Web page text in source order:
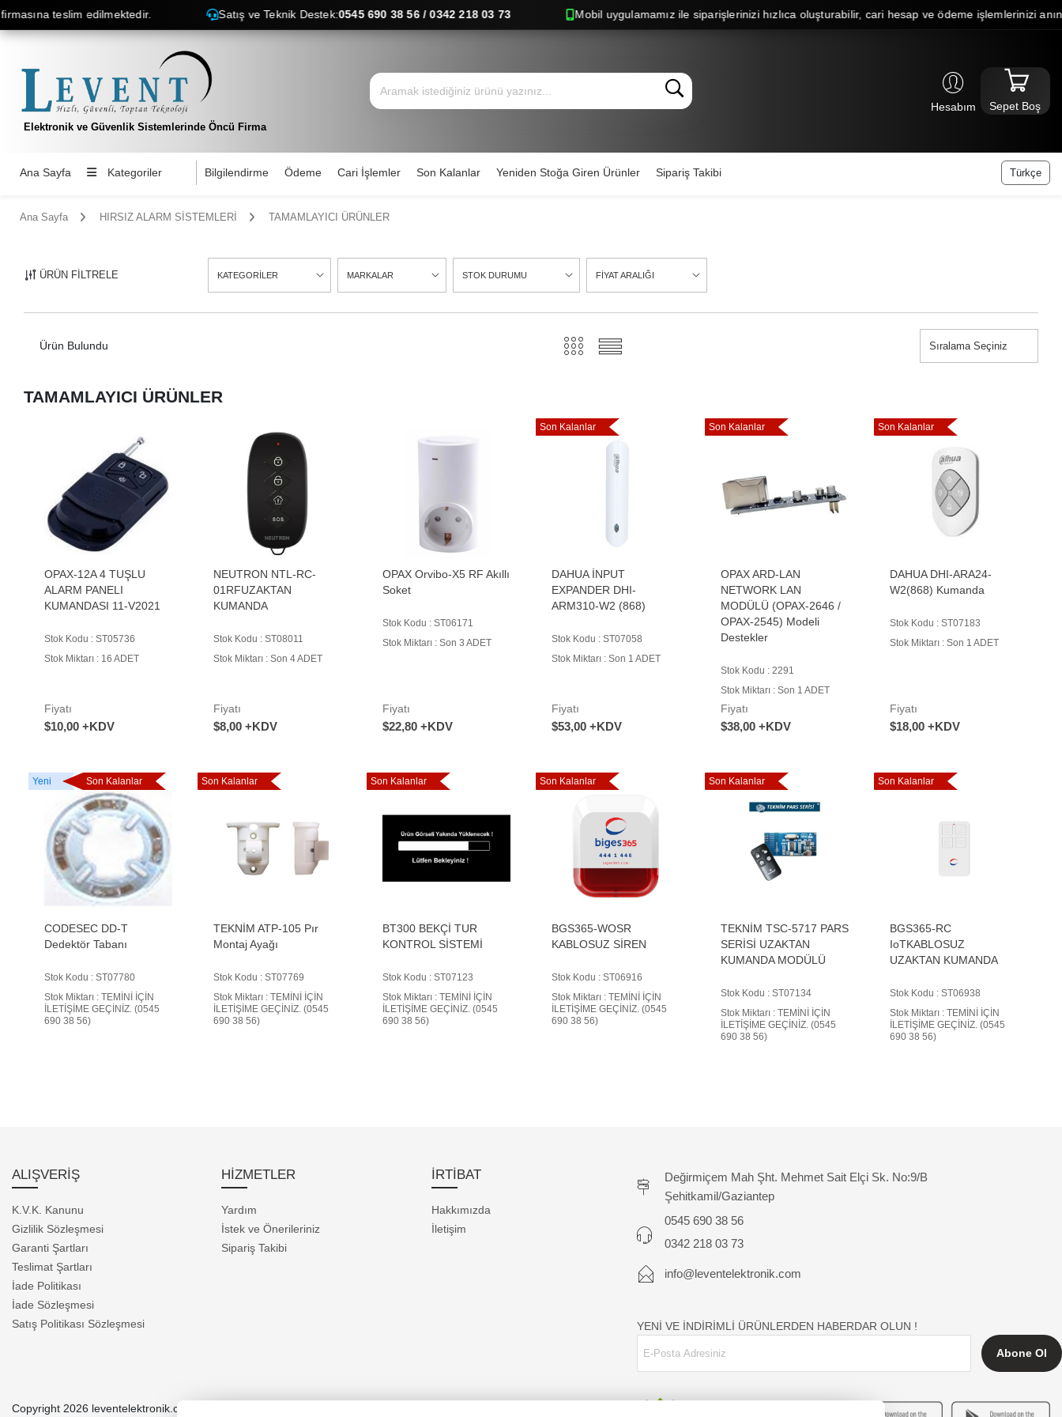
teslim edilmektedir. Satış ve Teknik Destek:0545 690 38 56 / 0342 218 03 73 Mobil uygulamamız ile siparişlerinizi hızlıca oluşturabilir, cari hesap ve ödeme işlemlerinizi anında
Elektronik ve Güvenlik Sistemlerinde Öncü Firma
Hesabım Sepet Boş
Ana Sayfa Kategoriler Bilgilendirme Ödeme Cari İşlemler Son Kalanlar Yeniden Stoğa Giren Ürünler Sipariş Takibi Türkçe
Ana Sayfa HIRSIZ ALARM SİSTEMLERİ TAMAMLAYICI ÜRÜNLER
ÜRÜN FİLTRELE KATEGORİLER MARKALAR STOK DURUMU FİYAT ARALIĞI
Ürün Bulundu
TAMAMLAYICI ÜRÜNLER
OPAX-12A 4 TUŞLU
ALARM PANELI
KUMANDASI 11-V2021
Stok Kodu : ST05736
Stok Miktarı : 16 ADET
Fiyatı
$10,00 +KDV
NEUTRON NTL-RC-
01RFUZAKTAN
KUMANDA
Stok Kodu : ST08011
Stok Miktarı : Son 4 ADET
Fiyatı
$8,00 +KDV
OPAX Orvibo-X5 RF Akıllı
Soket
Stok Kodu : ST06171
Stok Miktarı : Son 3 ADET
Fiyatı
$22,80 +KDV
Son Kalanlar
DAHUA İNPUT
EXPANDER DHI-
ARM310-W2 (868)
Stok Kodu : ST07058
Stok Miktarı : Son 1 ADET
Fiyatı
$53,00 +KDV
Son Kalanlar
OPAX ARD-LAN
NETWORK LAN
MODÜLÜ (OPAX-2646 /
OPAX-2545) Modeli
Destekler
Stok Kodu : 2291
Stok Miktarı : Son 1 ADET
Fiyatı
$38,00 +KDV
Son Kalanlar
DAHUA DHI-ARA24-
W2(868) Kumanda
Stok Kodu : ST07183
Stok Miktarı : Son 1 ADET
Fiyatı
$18,00 +KDV
Yeni Son Kalanlar
CODESEC DD-T
Dedektör Tabanı
Stok Kodu : ST07780
Stok Miktarı : TEMİNİ İÇİN
İLETİŞİME GEÇİNİZ. (0545
690 38 56)
Son Kalanlar
TEKNİM ATP-105 Pır
Montaj Ayağı
Stok Kodu : ST07769
Stok Miktarı : TEMİNİ İÇİN
İLETİŞİME GEÇİNİZ. (0545
690 38 56)
Son Kalanlar
BT300 BEKÇİ TUR
KONTROL SİSTEMİ
Stok Kodu : ST07123
Stok Miktarı : TEMİNİ İÇİN
İLETİŞİME GEÇİNİZ. (0545
690 38 56)
Son Kalanlar
BGS365-WOSR
KABLOSUZ SİREN
Stok Kodu : ST06916
Stok Miktarı : TEMİNİ İÇİN
İLETİŞİME GEÇİNİZ. (0545
690 38 56)
Son Kalanlar
TEKNİM TSC-5717 PARS
SERİSİ UZAKTAN
KUMANDA MODÜLÜ
Stok Kodu : ST07134
Stok Miktarı : TEMİNİ İÇİN
İLETİŞİME GEÇİNİZ. (0545
690 38 56)
Son Kalanlar
BGS365-RC
IoTKABLOSUZ
UZAKTAN KUMANDA
Stok Kodu : ST06938
Stok Miktarı : TEMİNİ İÇİN
İLETİŞİME GEÇİNİZ. (0545
690 38 56)
ALIŞVERİŞ
K.V.K. Kanunu
Gizlilik Sözleşmesi
Garanti Şartları
Teslimat Şartları
İade Politikası
İade Sözleşmesi
Satış Politikası Sözleşmesi
HİZMETLER
Yardım
İstek ve Önerileriniz
Sipariş Takibi
İRTİBAT
Hakkımızda
İletişim
Değirmiçem Mah Şht. Mehmet Sait Elçi Sk. No:9/B
Şehitkamil/Gaziantep
0545 690 38 56
0342 218 03 73
info@leventelektronik.com
YENİ VE İNDİRİMLİ ÜRÜNLERDEN HABERDAR OLUN !
Abone Ol
Copyright 2026 leventelektronik.com - Tüm hakları saklıdır.